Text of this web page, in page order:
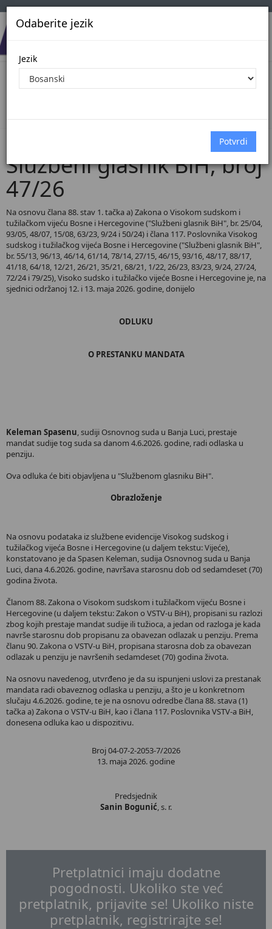
Odaberite jezik
Jezik
Pregled Dokumenata| Broj 47/26
Službeni glasnik BiH, broj
47/26
Na osnovu člana 88. stav 1. tačka a) Zakona o Visokom sudskom i
tužilačkom vijeću Bosne i Hercegovine ("Službeni glasnik BiH", br. 25/04,
93/05, 48/07, 15/08, 63/23, 9/24 i 50/24) i člana 117. Poslovnika Visokog
sudskog i tužilačkog vijeća Bosne i Hercegovine ("Službeni glasnik BiH",
br. 55/13, 96/13, 46/14, 61/14, 78/14, 27/15, 46/15, 93/16, 48/17, 88/17,
41/18, 64/18, 12/21, 26/21, 35/21, 68/21, 1/22, 26/23, 83/23, 9/24, 27/24,
72/24 i 79/25), Visoko sudsko i tužilačko vijeće Bosne i Hercegovine je, na
sjednici održanoj 12. i 13. maja 2026. godine, donijelo
ODLUKU
O PRESTANKU MANDATA
Keleman Spasenu, sudiji Osnovnog suda u Banja Luci, prestaje
mandat sudije tog suda sa danom 4.6.2026. godine, radi odlaska u
penziju.
Ova odluka će biti objavljena u "Službenom glasniku BiH".
Obrazloženje
Na osnovu podataka iz službene evidencije Visokog sudskog i
tužilačkog vijeća Bosne i Hercegovine (u daljem tekstu: Vijeće),
konstatovano je da Spasen Keleman, sudija Osnovnog suda u Banja
Luci, dana 4.6.2026. godine, navršava starosnu dob od sedamdeset (70)
godina života.
Članom 88. Zakona o Visokom sudskom i tužilačkom vijeću Bosne i
Hercegovine (u daljem tekstu: Zakon o VSTV-u BiH), propisani su razlozi
zbog kojih prestaje mandat sudije ili tužioca, a jedan od razloga je kada
navrše starosnu dob propisanu za obavezan odlazak u penziju. Prema
članu 90. Zakona o VSTV-u BiH, propisana starosna dob za obavezan
odlazak u penziju je navršenih sedamdeset (70) godina života.
Na osnovu navedenog, utvrđeno je da su ispunjeni uslovi za prestanak
mandata radi obaveznog odlaska u penziju, a što je u konkretnom
slučaju 4.6.2026. godine, te je na osnovu odredbe člana 88. stava (1)
tačka a) Zakona o VSTV-u BiH, kao i člana 117. Poslovnika VSTV-a BiH,
donesena odluka kao u dispozitivu.
Broj 04-07-2-2053-7/2026
13. maja 2026. godine
Predsjednik
Sanin Bogunić, s. r.
Pretplatnici imaju dodatne
pogodnosti. Ukoliko ste već
pretplatnik, prijavite se! Ukoliko niste
pretplatnik, registrirajte se!